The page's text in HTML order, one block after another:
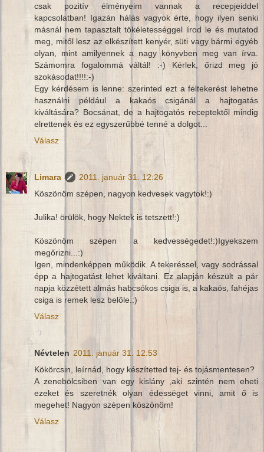
csak pozitív élményeim vannak a recepjeiddel
kapcsolatban! Igazán hálás vagyok érte, hogy ilyen senki
másnál nem tapasztalt tökéletességgel írod le és mutatod
meg, mitől lesz az elkészített kenyér, süti vagy bármi egyéb
olyan, mint amilyennek a nagy könyvben meg van írva.
Számomra fogalommá váltál! :-) Kérlek, őrizd meg jó
szokásodat!!!!:-)
Egy kérdésem is lenne: szerinted ezt a feltekerést lehetne
használni például a kakaós csigánál a hajtogatás
kiváltására? Bocsánat, de a hajtogatós receptektől mindig
elrettenek és ez egyszerűbbé tenné a dolgot...
Válasz
Limara
2011. január 31. 12:26
Köszönöm szépen, nagyon kedvesek vagytok!:)
Julika! örülök, hogy Nektek is tetszett!:)
Köszönöm szépen a kedvességedet!:)Igyekszem
megőrizni...:)
Igen, mindenképpen működik. A tekeréssel, vagy sodrással
épp a hajtogatást lehet kiváltani. Ez alapján készült a pár
napja közzétett almás habcsókos csiga is, a kakaós, fahéjas
csiga is remek lesz belőle.:)
Válasz
Névtelen 2011. január 31. 12:53
Kökörcsin, leírnád, hogy készítetted tej- és tojásmentesen?
A zenebölcsiben van egy kislány ,aki szintén nem eheti
ezeket és szeretnék olyan édességet vinni, amit ő is
megehet! Nagyon szépen köszönöm!
Válasz